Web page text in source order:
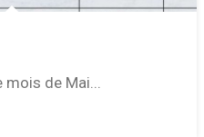
de Mai...